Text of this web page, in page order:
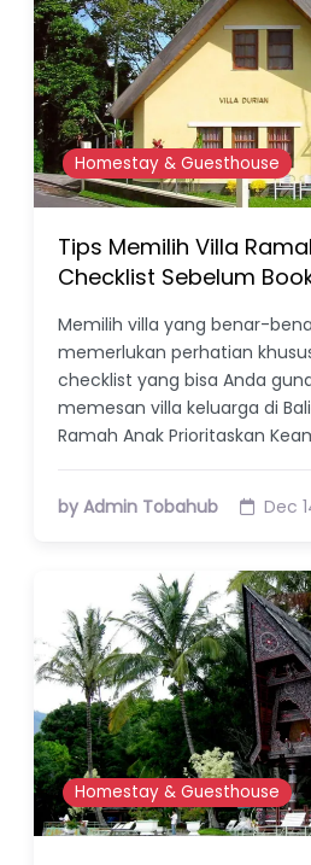
Homestay & Guesthouse
Tips Memilih Villa
Checklist Sebelum
Memilih villa yang benar-
memerlukan perhatian
checklist yang bisa Anda
memesan villa keluarga di
Ramah Anak Prioritaskan
by Admin Tobahub Dec
Homestay & Guesthouse